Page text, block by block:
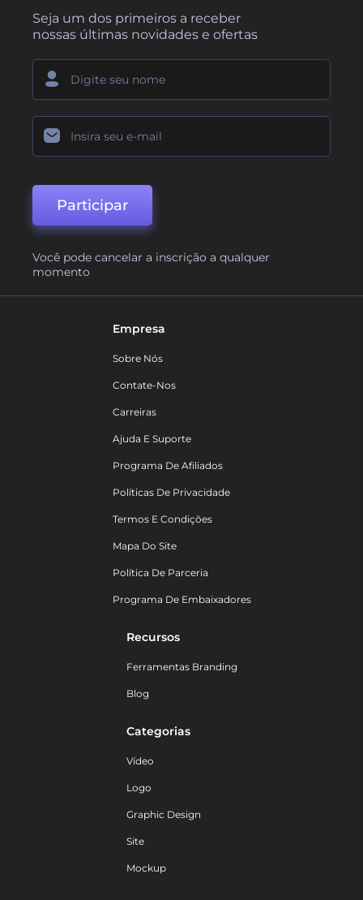
Seja um dos primeiros a receber
nossas últimas novidades e ofertas
Participar
Você pode cancelar a inscrição a qualquer
momento
Empresa
Sobre Nós
Contate-Nos
Carreiras
Ajuda E Suporte
Programa De Afiliados
Políticas De Privacidade
Termos E Condições
Mapa Do Site
Política De Parceria
Programa De Embaixadores
Recursos
Ferramentas Branding
Blog
Categorias
Vídeo
Logo
Graphic Design
Site
Mockup